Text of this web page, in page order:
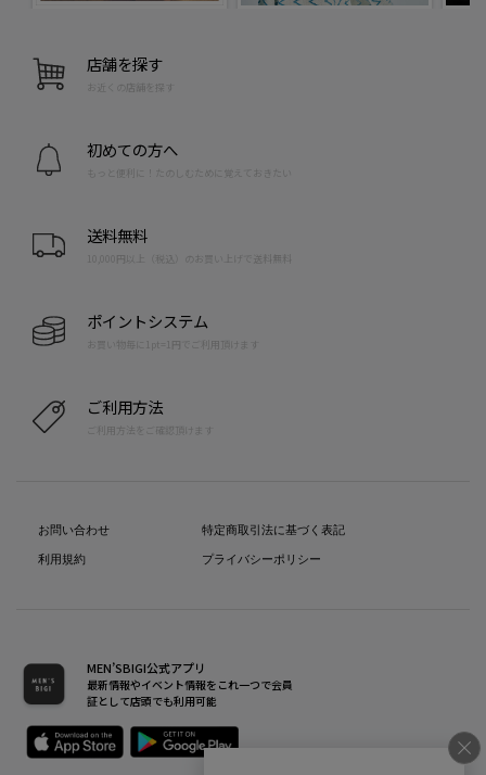
店舗を探す
お近くの店舗を探す
初めての方へ
もっと便利に！たのしむために覚えておきたい
送料無料
10,000円以上（税込）のお買い上げで送料無料
ポイントシステム
お買い物毎に1pt=1円でご利用頂けます
ご利用方法
ご利用方法をご確認頂けます
お問い合わせ
利用規約
特定商取引法に基づく表記
プライバシーポリシー
MEN’SBIGI公式アプリ
最新情報やイベント情報をこれ一つで会員
証として店頭でも利用可能